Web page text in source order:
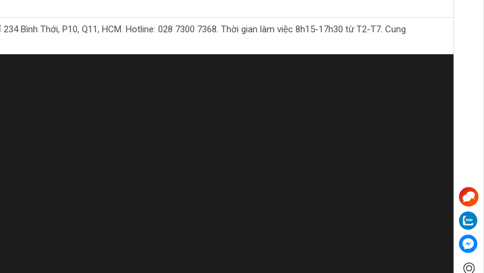
việc cung cấp nước sinh hoạt cho các hộ gia đình đến việc phục vụ các hoạt động tưới tiêu trong
Bình Thới, P10, Q11, HCM. Hotline: 028 7300 7368. Thời gian làm việc 8h15-17h30 từ T2-T7. Cung